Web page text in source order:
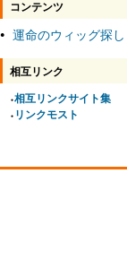
コンテンツ
● 運命のウィッグ探し
相互リンク
●相互リンクサイト集
● リンクモスト